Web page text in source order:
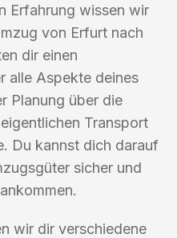
Erfahrung wissen wir
von Erfurt nach
dir einen
alle Aspekte deines
Planung über die
Transport
Du kannst dich darauf
sicher und
wir dir verschiedene